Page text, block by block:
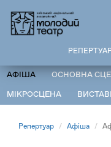
основного
АФІША ОСНОВНА
МІКРОСЦЕНА
Репертуар Афіша